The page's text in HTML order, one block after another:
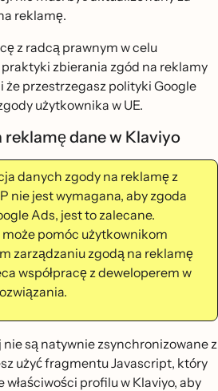
reklamę.
z radcą prawnym w celu
zbierania zgód na reklamy
że przestrzegasz polityki Google
użytkownika w UE.
reklamę dane w Klaviyo
danych zgody na reklamę z
nie jest wymagana, aby zgoda
Ads, jest to zalecane.
pomóc użytkownikom
zarządzaniu zgodą na reklamę
współpracę z deweloperem w
są natywnie zsynchronizowane z
użyć fragmentu Javascript, który
profilu w Klaviyo, aby